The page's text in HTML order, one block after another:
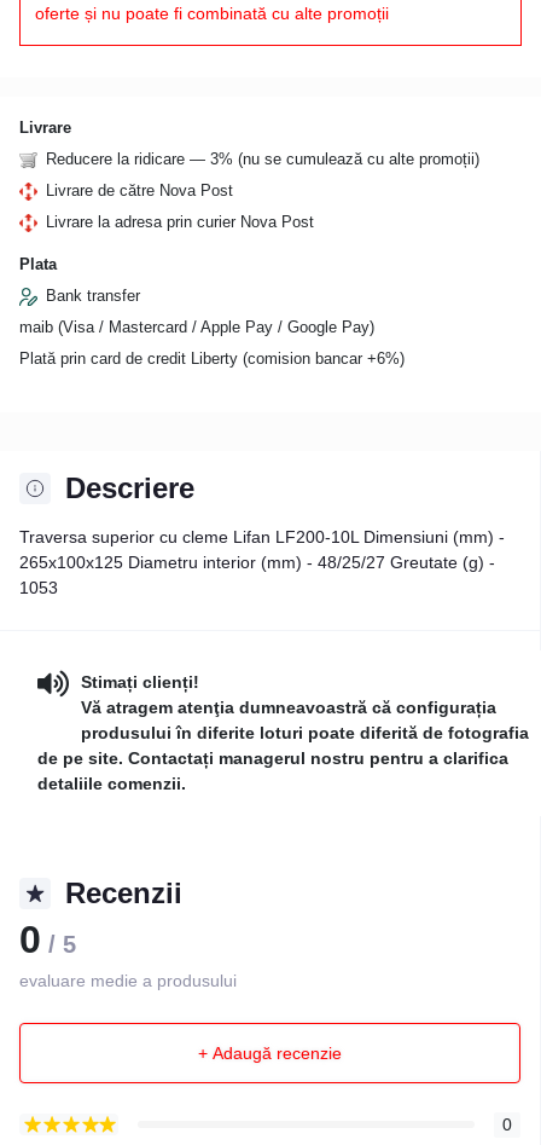
oferte și nu poate fi combinată cu alte promoții
Livrare
Reducere la ridicare — 3% (nu se cumulează cu alte promoții)
Livrare de către Nova Post
Livrare la adresa prin curier Nova Post
Plata
Bank transfer
maib (Visa / Mastercard / Apple Pay / Google Pay)
Plată prin card de credit Liberty (comision bancar +6%)
Descriere
Traversa superior cu cleme Lifan LF200-10L Dimensiuni (mm) -
265x100x125 Diametru interior (mm) - 48/25/27 Greutate (g) -
1053
Stimați clienți!
Vă atragem atenţia dumneavoastră că configurația
produsului în diferite loturi poate diferită de fotografia
de pe site. Contactați managerul nostru pentru a clarifica
detaliile comenzii.
Recenzii
0 / 5
evaluare medie a produsului
+ Adaugă recenzie
0